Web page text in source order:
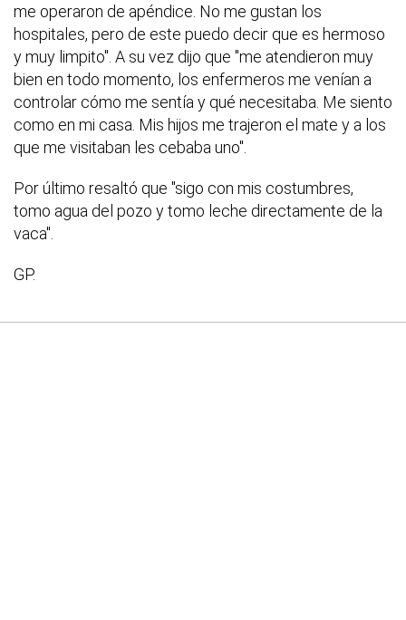
me operaron de apéndice. No me gustan los
hospitales, pero de este puedo decir que es hermoso
y muy limpito". A su vez dijo que "me atendieron muy
bien en todo momento, los enfermeros me venían a
controlar cómo me sentía y qué necesitaba. Me siento
como en mi casa. Mis hijos me trajeron el mate y a los
que me visitaban les cebaba uno".
Por último resaltó que "sigo con mis costumbres,
tomo agua del pozo y tomo leche directamente de la
vaca".
GP.